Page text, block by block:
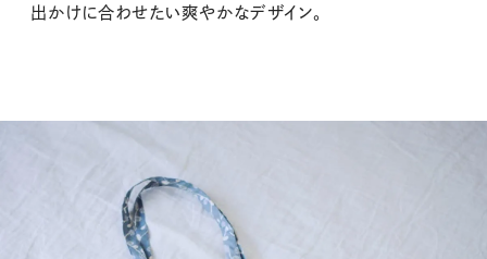
出かけに合わせたい爽やかなデザイン。